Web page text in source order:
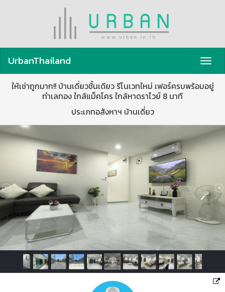
UrbanThailand
ให้เช่าถูกมาก!! บ้านเดี่ยวชั้นเดียว รีโนเวทใหม่ เฟอร์ครบพร้อมอยู่
ทำเลทอง ใกล้แม็คโคร ใกล้หาดราไวย์ 8 นาที
ประเภทอสังหาฯ บ้านเดี่ยว